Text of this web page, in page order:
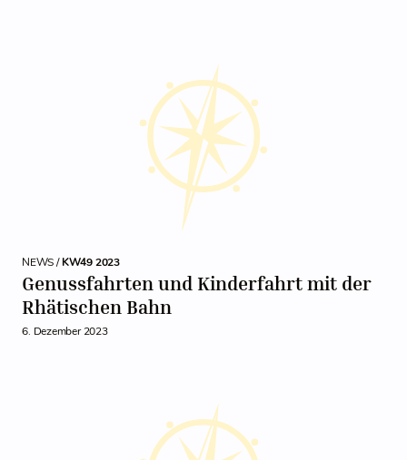
NEWS /KW49 2023
Genussfahrten und Kinderfahrt mit der
Rhätischen Bahn
6. Dezember 2023